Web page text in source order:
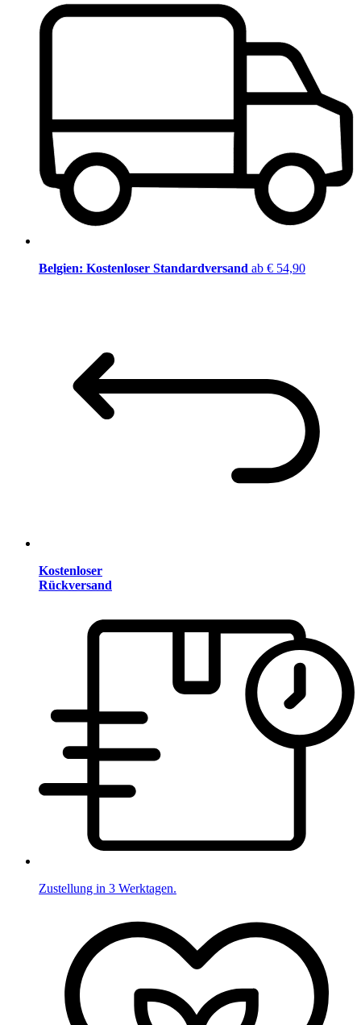
Belgien: Kostenloser Standardversand ab € 54,90
Kostenloser
Rückversand
Zustellung in 3 Werktagen.